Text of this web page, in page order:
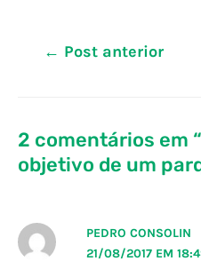
Navegação
← Post anterior
2 comentários em
objetivo de um
PEDRO CONSOLIN
21/08/2017 EM